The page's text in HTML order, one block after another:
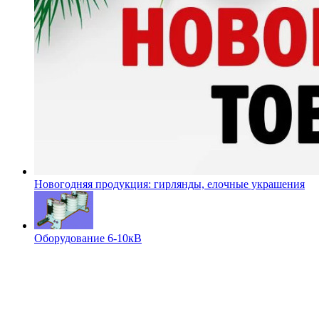
Новогодняя продукция: гирлянды, елочные украшения
Оборудование 6-10кВ